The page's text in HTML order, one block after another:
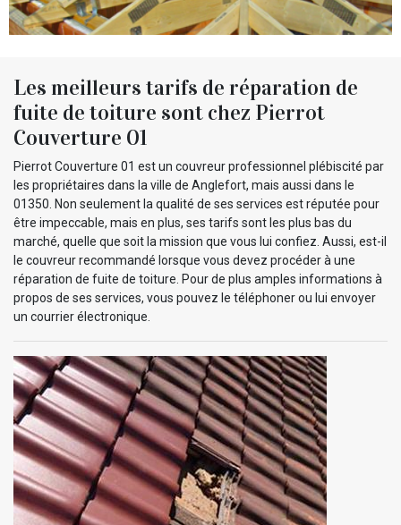
Les meilleurs tarifs de réparation de
fuite de toiture sont chez Pierrot
Couverture 01
Pierrot Couverture 01 est un couvreur professionnel plébiscité par
les propriétaires dans la ville de Anglefort, mais aussi dans le
01350. Non seulement la qualité de ses services est réputée pour
être impeccable, mais en plus, ses tarifs sont les plus bas du
marché, quelle que soit la mission que vous lui confiez. Aussi, est-il
le couvreur recommandé lorsque vous devez procéder à une
réparation de fuite de toiture. Pour de plus amples informations à
propos de ses services, vous pouvez le téléphoner ou lui envoyer
un courrier électronique.